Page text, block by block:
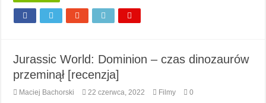
Jurassic World: Dominion – czas dinozaurów
przeminął [recenzja]
Maciej Bachorski 22 czerwca, 2022 Filmy 0